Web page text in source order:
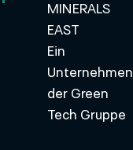
MINERALS
EAST
Ein
Unternehmen
der Green
Tech Gruppe